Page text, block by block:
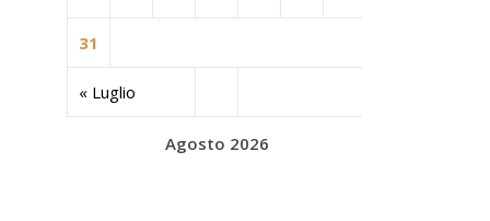
Agosto 2026
« Luglio
31